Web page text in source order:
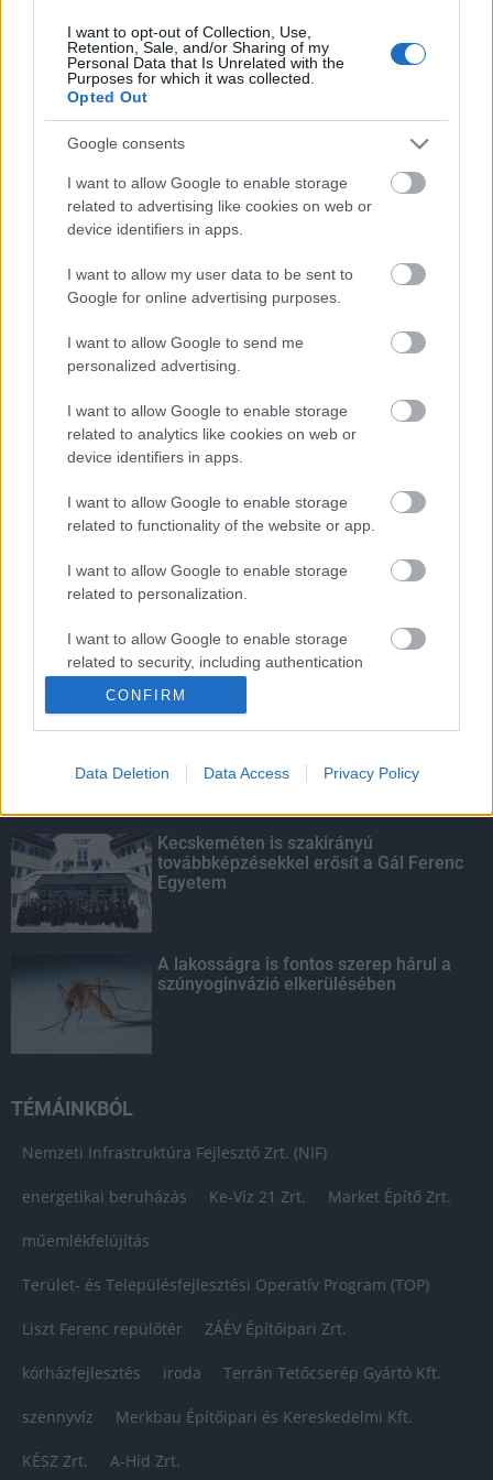
I want to opt-out of Collection, Use,
Retention, Sale, and/or Sharing of my
Personal Data that Is Unrelated with the
Purposes for which it was collected.
Opted Out
Google consents
I want to allow Google to enable storage
related to advertising like cookies on web or
device identifiers in apps.
I want to allow my user data to be sent to
Google for online advertising purposes.
I want to allow Google to send me
personalized advertising.
I want to allow Google to enable storage
related to analytics like cookies on web or
device identifiers in apps.
I want to allow Google to enable storage
related to functionality of the website or app.
I want to allow Google to enable storage
related to personalization.
I want to allow Google to enable storage
related to security, including authentication
CONFIRM
Data Deletion Data Access Privacy Policy
HIRDETÉS
Megérkezett az eső a Duna
Paks II.: Mit jelent az 5. blokk új
mérföldköve a felülvizsgálat
árnyékában?
Fontos a postaládákba költöző
KIEMELT
Megérkezett az eső a Duna
Kecskeméten is szakirányú
továbbképzésekkel erősít a Gál Ferenc
Egyetem
A lakosságra is fontos szerep hárul a
szúnyoginvázió elkerülésében
TÉMÁINKBÓL
Nemzeti Infrastruktúra Fejlesztő Zrt. (NIF)
energetikai beruházás Ke-Víz 21 Zrt. Market Építő Zrt.
műemlékfelújítás
Terület- és Településfejlesztési Operatív Program (TOP)
Liszt Ferenc repülőtér ZÁÉV Építőipari Zrt.
kórházfejlesztés iroda Terrán Tetőcserép Gyártó Kft.
szennyvíz Merkbau Építőipari és Kereskedelmi Kft.
KÉSZ Zrt. A-Híd Zrt.